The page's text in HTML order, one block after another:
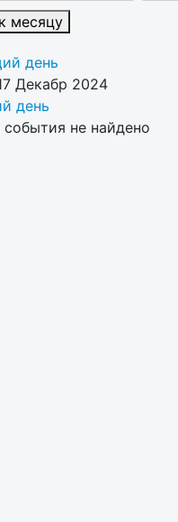
месяцу
день
Декабр 2024
день
не найдено